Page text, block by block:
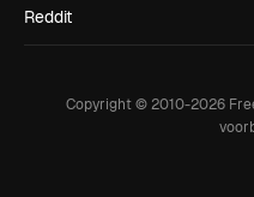
Reddit
Copyright © 2010-2026